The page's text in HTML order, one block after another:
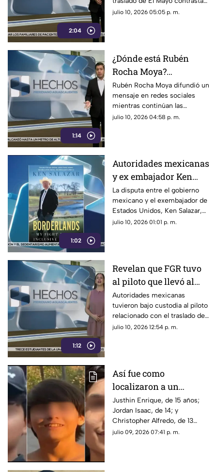
2:04
de ‘El Mayo’ Zambada
con versiones difundidas
julio 10, 2026 05:05 p. m.
1:14
¿Dónde está Rubén
Rocha Moya?
Exgobernador publica
mensaje en redes
mientras crecen las
dudas sobre su
Rubén Rocha Moya difundió un
mensaje en redes sociales
mientras continúan las
versiones sobre su paradero. El
julio 10, 2026 04:58 p. m.
1:02
Autoridades mexicanas
y ex embajador Ken
Salazar chocan por
captura del “Mayo”
Zambada
La disputa entre el gobierno
mexicano y el exembajador de
Estados Unidos, Ken Salazar,
continúa luego de las
julio 10, 2026 01:01 p. m.
1:12
Revelan que FGR tuvo
al piloto que llevó al
“Mayo” Zambada a EUA
y lo dejó ir
Autoridades mexicanas
tuvieron bajo custodia al piloto
relacionado con el traslado de
Ismael “El Mayo” Zambada a
julio 10, 2026 12:54 p. m.
Así fue como
localizaron a un
estudiante de
secundaria que llevaba
nueve días
desaparecido en
Justhin Enrique, de 15 años;
Jordan Isaac, de 14; y
Christopher Alfredo, de 13
años, fueron localizados luego
julio 09, 2026 07:41 p. m.